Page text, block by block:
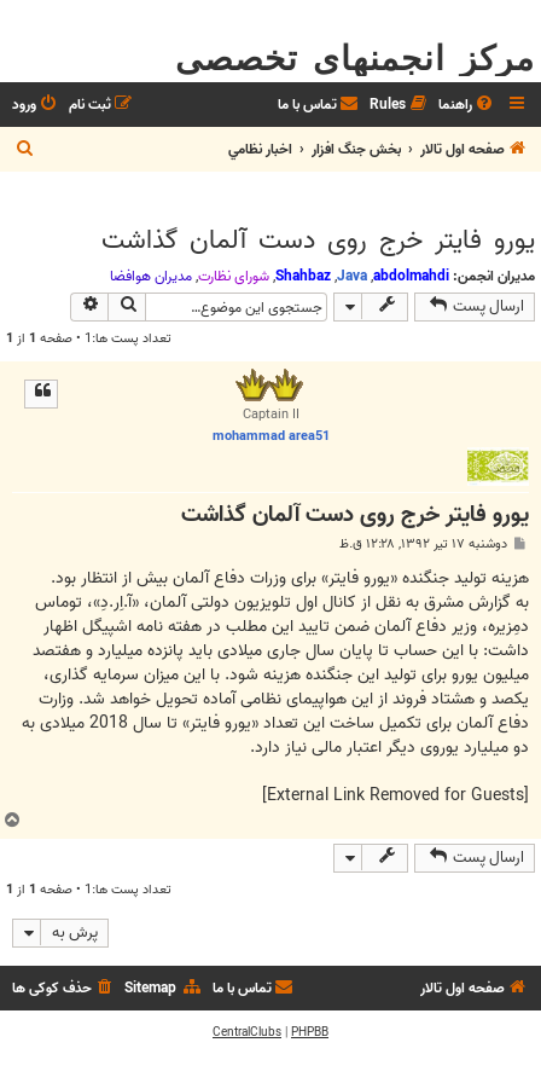
مرکز انجمنهای تخصصی
راهنما Rules تماس با ما ورود
ثبت نام
صفحه اول تالار
بخش جنگ افزار اخبار نظامي
س
یورو فایتر خرج روی دست آلمان گذاشت
مدیران انجمن: abdolmahdi
,
Java
,
Shahbaz
,شوراي نظارت,مديران هوافضا
ارسال پست جستجو
تعداد پست ها:1 • صفحه 1 از 1
Captain II
mohammad area51
یورو فایتر خرج روی دست آلمان گذاشت
ت
دوشنبه ۱۷ تیر ۱۳۹۲, ۱۲:۲۸ ق.ظ
هزینه تولید جنگنده «یورو فایتر» برای وزرات دفاع آلمان بیش از انتظار بود.
به گزارش مشرق به نقل از کانال اول تلویزیون دولتی آلمان، «آ.اِر.دِ»، توماس
دمِزیره، وزیر دفاع آلمان ضمن تایید این مطلب در هفته نامه اشپیگل اظهار
داشت: با این حساب تا پایان سال جاری میلادی باید پانزده میلیارد و هفتصد
میلیون یورو برای تولید این جنگنده هزینه شود. با این میزان سرمایه گذاری،
یکصد و هشتاد فروند از این هواپیمای نظامی آماده تحویل خواهد شد. وزارت
دفاع آلمان برای تکمیل ساخت این تعداد «یورو فایتر» تا سال 2018 میلادی به
دو میلیارد یوروی دیگر اعتبار مالی نیاز دارد.
[External Link Removed for Guests]
ارسال پست
تعداد پست ها:1 • صفحه 1 از 1
پرش به
صفحه اول تالار حذف کوکی ها Sitemap تماس با ما
PHPBB
|
CentralClubs